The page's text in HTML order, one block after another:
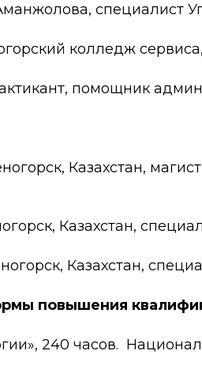
специалист
колледж
помощник
Казахстан,
Казахстан,
Казахстан,
повышения
240 часов.